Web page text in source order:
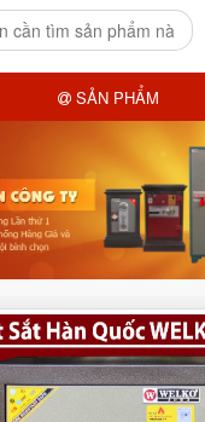
SẢN PHẨM